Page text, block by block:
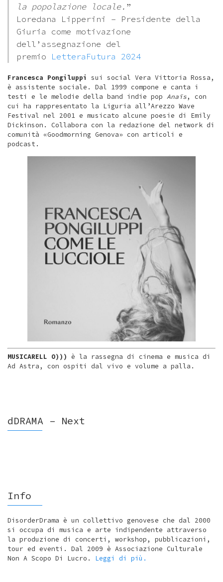
la popolazione locale. ”
Loredana Lipperini – Presidente della
Giuria come motivazione
dell’assegnazione del
premio LetteraFutura 2024
Francesca Pongiluppi
sui social Vera Vittoria Rossa,
è assistente sociale. Dal 1999 compone e canta i
testi e le melodie della band indie pop Anaïs, con
cui ha rappresentato la Liguria all’Arezzo Wave
Festival nel 2001 e musicato alcune poesie di Emily
Dickinson. Collabora con la redazione del network di
comunità «Goodmorning Genova» con articoli e
podcast.
MUSICARELL O))) è la rassegna di cinema e musica di
Ad Astra, con ospiti dal vivo e volume a palla.
dDRAMA – Next
Info
DisorderDrama è un collettivo genovese che dal 2000
si occupa di musica e arte indipendente attraverso
la produzione di concerti, workshop, pubblicazioni,
tour ed eventi. Dal 2009 è Associazione Culturale
Non A Scopo Di Lucro. Leggi di più.